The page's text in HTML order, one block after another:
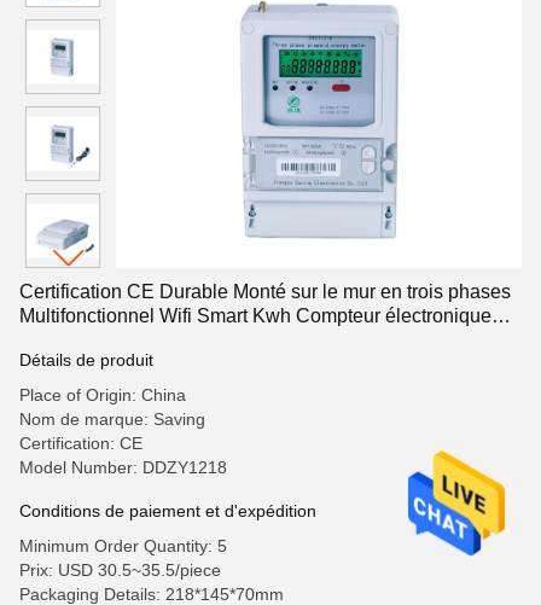
Certification CE Durable Monté sur le mur en trois phases
Multifonctionnel Wifi Smart Kwh Compteur électronique
Détails de produit
Place of Origin: China
Nom de marque: Saving
Certification: CE
Model Number: DDZY1218
Conditions de paiement et d'expédition
Minimum Order Quantity: 5
Prix: USD 30.5~35.5/piece
Packaging Details: 218*145*70mm